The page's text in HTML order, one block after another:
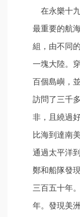
在永樂十
最重要的航
組，由不同
一塊大陸。
百個島嶼，
訪問了三千
非，且繞過
比海到達南
通過太平洋
鄭和船隊發
三百五十年
年。發現美